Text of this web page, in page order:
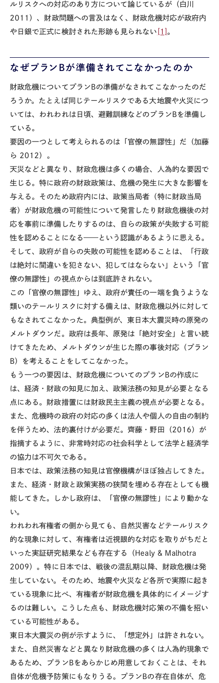
ルリスクへの対応のあり方について論じているが（白川
2011 ）、財政問題への言及はなく、財政危機対応が政府内
や日銀で正式に検討された形跡も見られない [1] 。
なぜプラン Bが準備されてこなかったのか
財政危機についてプラン Bの準備がなされてこなかったのだ
ろうか。たとえば同じテールリスクである大地震や火災につ
いては、われわれは日頃、避難訓練などのプラン B を準備し
ている。
要因の一つとして考えられるのは「官僚の無謬性」だ（加藤
ら 2012 ）。
天災などと異なり、財政危機は多くの場合、人為的な要因で
生じる。特に政府の財政政策は、危機の発生に大きな影響を
与える。そのため政府内には、政策当局者（特に財政当局
者）が財政危機の可能性について発言したり財政危機後の対
応を事前に準備したりするのは、自らの政策が失敗する可能
性を認めることになる——という認識があるように思える。
そして、政府が自らの失敗の可能性を認めることは、「行政
は絶対に間違いを犯さない、犯してはならない」という「官
僚の無謬性」の視点からは到底許されない。
この「官僚の無謬性」ゆえ、政府が責任の一端を負うような
類いのテールリスクに対する備えは、財政危機以外に対して
もなされてこなかった。典型例が、東日本大震災時の原発の
メルトダウンだ。政府は長年、原発は「絶対安全」と言い続
けてきたため、メルトダウンが生じた際の事後対応（プラン
B ）を考えることをしてこなかった。
もう一つの要因は、財政危機についてのプラン Bの作成に
は、経済・財政の知見に加え、政策法務の知見が必要となる
点にある。財政措置には財政民主主義の視点が必要となる。
また、危機時の政府の対応の多くは法人や個人の自由の制約
を伴うため、法的裏付けが必要だ。齊藤・野田（ 2016 ）が
指摘するように、非常時対応の社会科学として法学と経済学
の協力は不可欠である。
日本では、政策法務の知見は官僚機構がほぼ独占してきた。
また、経済・財政と政策実務の狭間を埋める存在としても機
能してきた。しかし政府は、「官僚の無謬性」により動かな
い。
われわれ有権者の側から見ても、自然災害などテールリスク
的な現象に対して、有権者は近視眼的な対応を取りがちだと
いった実証研究結果なども存在する（ Healy & Malhotra
2009 ）。特に日本では、戦後の混乱期以降、財政危機は発
生していない。そのため、地震や火災など各所で実際に起き
ている現象に比べ、有権者が財政危機を具体的にイメージす
るのは難しい。こうした点も、財政危機対応策の不備を招い
ている可能性がある。
東日本大震災の例が示すように、「想定外」は許されない。
また、自然災害などと異なり財政危機の多くは人為的現象で
あるため、プラン B をあらかじめ用意しておくことは、それ
自体が危機予防策にもなりうる。プラン Bの存在自体が、危